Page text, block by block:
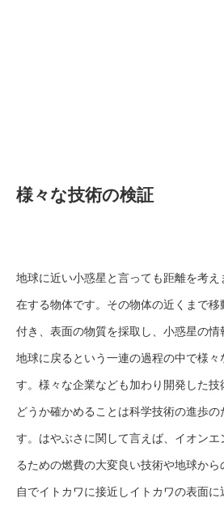
様々な技術の検証
地球に近い小惑星と言っても距離を考
在する物体です。その物体の近くまで
付き、表面の物質を採取し、小惑星の
地球に戻るという一連の過程の中で様々
す。様々な企業なども加わり開発した
どうか確かめることは科学技術の進歩
す。はやぶさに関して言えば、イオン
るための燃費の大変良い技術や地球か
自でイトカワに接近しイトカワの表面